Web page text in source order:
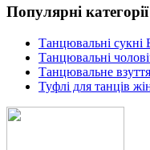
Популярні категорії
Танцювальні сукні
Танцювальні
Танцювальне
Туфлі для танців